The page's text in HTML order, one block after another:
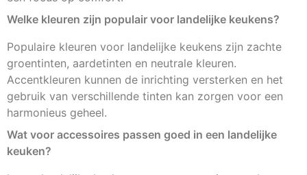
Welke kleuren zijn populair voor landelijke keukens?
Populaire kleuren voor landelijke keukens zijn zachte
groentinten, aardetinten en neutrale kleuren.
Accentkleuren kunnen de inrichting versterken en het
gebruik van verschillende tinten kan zorgen voor een
harmonieus geheel.
Wat voor accessoires passen goed in een landelijke
keuken?